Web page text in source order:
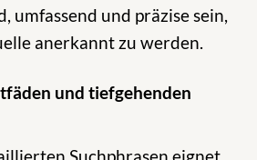
umfassend und präzise sein,
anerkannt zu werden.
und tiefgehenden
Suchphrasen eignet